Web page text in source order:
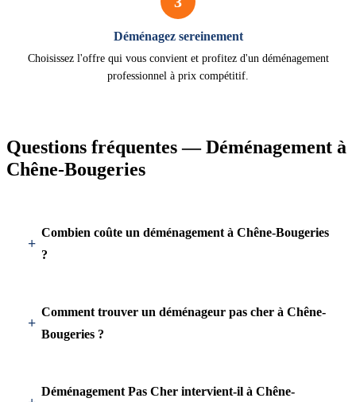
Déménagez sereinement
Choisissez l'offre qui vous convient et profitez d'un déménagement
professionnel à prix compétitif.
Questions fréquentes — Déménagement à
Chêne-Bougeries
Combien coûte un déménagement à Chêne-Bougeries
?
Comment trouver un déménageur pas cher à Chêne-
Bougeries ?
Déménagement Pas Cher intervient-il à Chêne-